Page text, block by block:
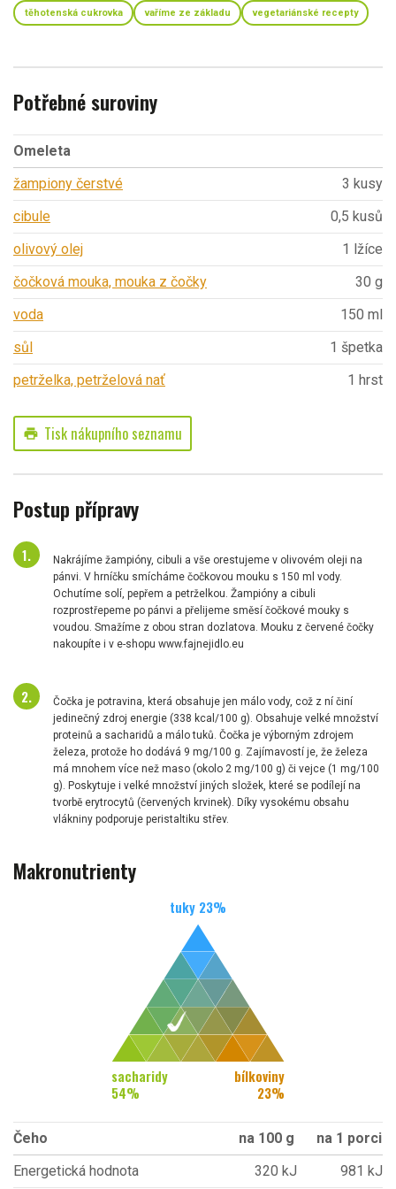
těhotenská cukrovka vaříme ze základu vegetariánské recepty
Potřebné suroviny
Omeleta
žampiony čerstvé
3 kusy
cibule
0,5 kusů
olivový olej
1 lžíce
čočková mouka, mouka z čočky
30 g
voda
150 ml
sůl
1 špetka
petrželka, petrželová nať
1 hrst
print Tisk nákupního seznamu
Postup přípravy
Nakrájíme žampióny, cibuli a vše orestujeme v olivovém oleji na
pánvi. V hrníčku smícháme čočkovou mouku s 150 ml vody.
Ochutíme solí, pepřem a petrželkou. Žampióny a cibuli
rozprostřepeme po pánvi a přelijeme směsí čočkové mouky s
voudou. Smažíme z obou stran dozlatova. Mouku z červené čočky
nakoupíte i v e-shopu www.fajnejidlo.eu
Čočka je potravina, která obsahuje jen málo vody, což z ní činí
jedinečný zdroj energie (338 kcal/100 g). Obsahuje velké množství
proteinů a sacharidů a málo tuků. Čočka je výborným zdrojem
železa, protože ho dodává 9 mg/100 g. Zajímavostí je, že železa
má mnohem více než maso (okolo 2 mg/100 g) či vejce (1 mg/100
g). Poskytuje i velké množství jiných složek, které se podílejí na
tvorbě erytrocytů (červených krvinek). Díky vysokému obsahu
vlákniny podporuje peristaltiku střev.
Makronutrienty
tuky 23%
sacharidy
54%
bílkoviny
23%
Čeho na 100 g
na 1 porci
Energetická hodnota
320 kJ 981 kJ